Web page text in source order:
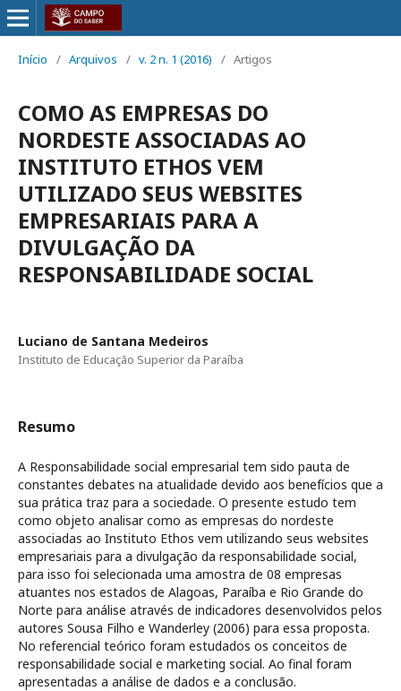
Início / Arquivos / v. 2 n. 1 (2016) / Artigos
COMO AS EMPRESAS DO
NORDESTE ASSOCIADAS AO
INSTITUTO ETHOS VEM
UTILIZADO SEUS WEBSITES
EMPRESARIAIS PARA A
DIVULGAÇÃO DA
RESPONSABILIDADE SOCIAL
Luciano de Santana Medeiros
Instituto de Educação Superior da Paraíba
Resumo
A Responsabilidade social empresarial tem sido pauta de
constantes debates na atualidade devido aos benefícios que a
sua prática traz para a sociedade. O presente estudo tem
como objeto analisar como as empresas do nordeste
associadas ao Instituto Ethos vem utilizando seus websites
empresariais para a divulgação da responsabilidade social,
para isso foi selecionada uma amostra de 08 empresas
atuantes nos estados de Alagoas, Paraíba e Rio Grande do
Norte para análise através de indicadores desenvolvidos pelos
autores Sousa Filho e Wanderley (2006) para essa proposta.
No referencial teórico foram estudados os conceitos de
responsabilidade social e marketing social. Ao final foram
apresentadas a análise de dados e a conclusão.